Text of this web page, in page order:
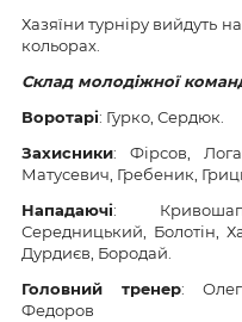
Хазяїни турніру вийдуть
кольорах.
Склад молодіжної
Воротарі: Гурко, Сердюк.
Захисники: Фірсов,
Матусевич, Гребеник,
Нападаючі:
Середницький, Болотін,
Дурдиєв, Бородай.
Головний тренер: Олег
Федоров